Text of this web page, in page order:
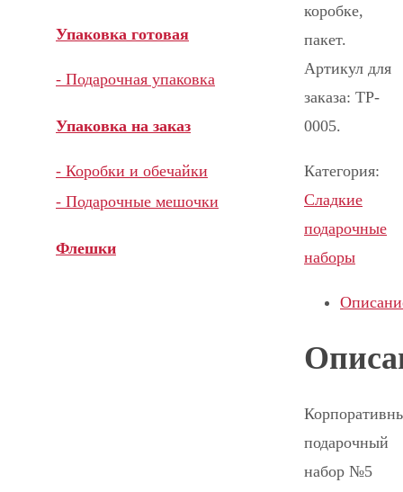
коробке,
пакет.
Артикул для
заказа: TP-
0005.
Категория:
Сладкие
подарочные
наборы
подарочный
набор №5
Упаковка готовая
- Подарочная упаковка
Упаковка на заказ
- Коробки и обечайки
- Подарочные мешочки
Флешки